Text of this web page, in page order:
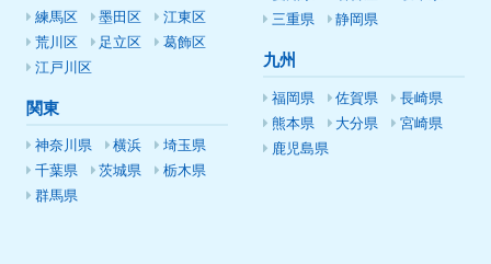
練馬区
墨田区
江東区
荒川区
足立区
葛飾区
江戸川区
関東
神奈川県 横浜
埼玉県
千葉県
茨城県
栃木県
群馬県
三重県
静岡県
九州
福岡県 佐賀県
長崎県
熊本県
大分県
宮崎県
鹿児島県